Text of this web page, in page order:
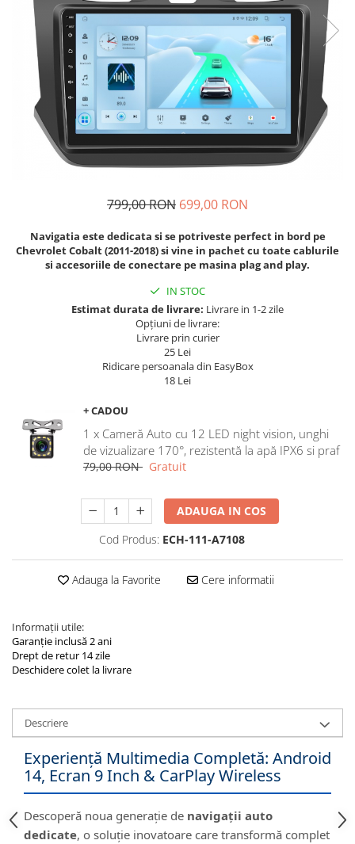
Navigatii Fiat
Navigatii Nissan
Navigatii Citroen
Navigatii Suzuki
Navigatii Mitsubishi
Navigatii Volvo
Navigatii KIA
Navigatii Mazda
Navigatii Smart
Navigatii Chevrolet
Navigatii Jeep
Navigatii Land Rover
Navigatii Chrysler
799,00 RON 699,00 RON
Navigatia este dedicata si se potriveste perfect in bord pe
Chevrolet Cobalt (2011-2018)si vine in pachet cu toate cablurile
si accesoriile de conectare pe masina plag and play.
IN STOC
Estimat durata de livrare: Livrare in 1-2 zile
Opțiuni de livrare:
Livrare prin curier
25 Lei
Ridicare persoanala din EasyBox
18 Lei
+ CADOU
1 x Cameră Auto cu 12 LED night vision, unghi
de vizualizare 170°, rezistentă la apă IPX6 si praf
79,00 RON Gratuit
ADAUGA IN COS
Cod Produs: ECH-111-A7108
Adauga la Favorite Cere informatii
Informații utile:
Garanție inclusă 2 ani
Drept de retur 14 zile
Deschidere colet la livrare
Descriere
Experiență Multimedia Completă: Android
14, Ecran 9 Inch & CarPlay Wireless
Descoperă noua generație de navigații auto
dedicate, o soluție inovatoare care transformă complet